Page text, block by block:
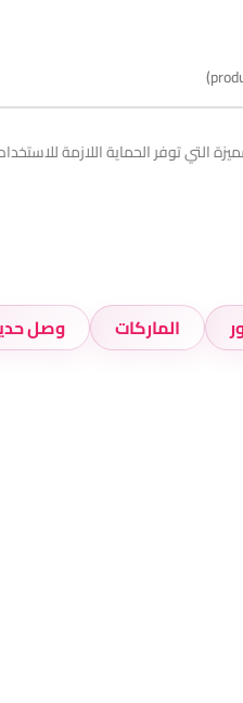
التي توفر الحماية اللازمة
الماركات وصل